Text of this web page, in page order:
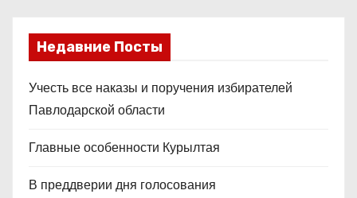
Недавние Посты
Учесть все наказы и поручения избирателей
Павлодарской области
Главные особенности Курылтая
В преддверии дня голосования